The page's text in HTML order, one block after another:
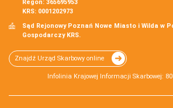
Regon: 365695953
KRS: 0001202973
Sąd Rejonowy Poznań Nowe Miasto i Wilda w
Gospodarczy KRS.
Znajdź Urząd Skarbowy online
Infolinia Krajowej Informacji Skarbowej: